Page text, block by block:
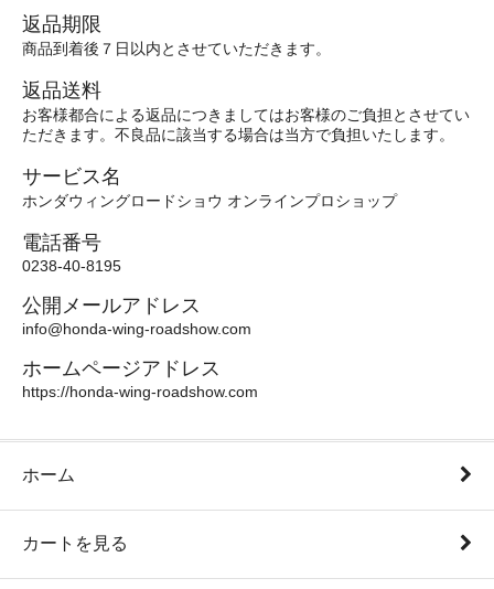
返品期限
商品到着後７日以内とさせていただきます。
返品送料
お客様都合による返品につきましてはお客様のご負担とさせてい
ただきます。不良品に該当する場合は当方で負担いたします。
サービス名
ホンダウィングロードショウ オンラインプロショップ
電話番号
0238-40-8195
公開メールアドレス
info@honda-wing-roadshow.com
ホームページアドレス
https://honda-wing-roadshow.com
ホーム
カートを見る